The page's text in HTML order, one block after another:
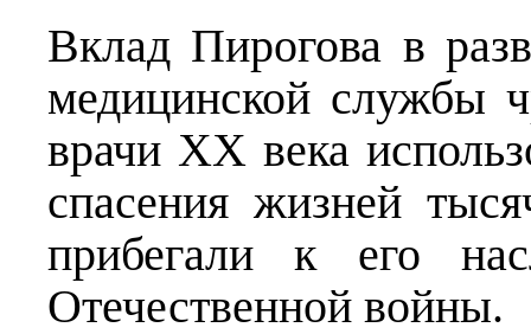
Вклад Пирогова в
медицинской службы
врачи XX века
спасения жизней
прибегали к его
Отечественной войны.